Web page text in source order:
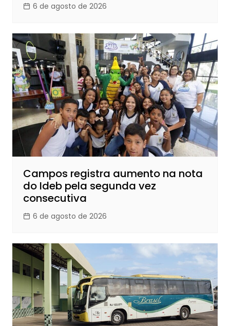
6 de agosto de 2026
Campos registra aumento na nota
do Ideb pela segunda vez
consecutiva
6 de agosto de 2026